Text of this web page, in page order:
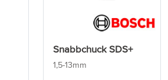
Snabbchuck SDS+
1,5-13mm